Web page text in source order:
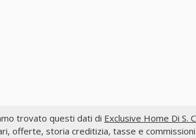
trovato questi dati di Exclusive Home Di S.
offerte, storia creditizia, tasse e